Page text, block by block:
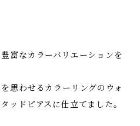
富なカラーバリエーションを
思わせるカラーリングのウォ
ッドピアスに仕立てました。